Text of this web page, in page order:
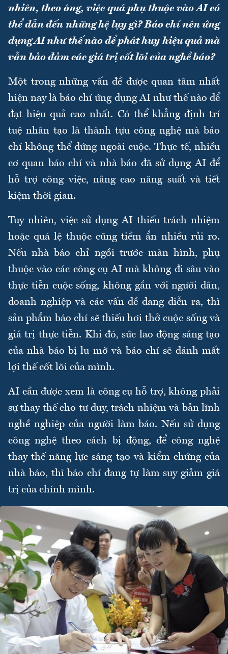
nhiên, theo ông, việc quá phụ thuộc vào AI có
thể dẫn đến những hệ lụy gì? Báo chí nên ứng
dụng AI như thế nào để phát huy hiệu quả mà
vẫn bảo đảm các giá trị cốt lõi của nghề báo?
Một trong những vấn đề được quan tâm nhất
hiện nay là báo chí ứng dụng AI như thế nào để
đạt hiệu quả cao nhất. Có thể khẳng định trí
tuệ nhân tạo là thành tựu công nghệ mà báo
chí không thể đứng ngoài cuộc. Thực tế, nhiều
cơ quan báo chí và nhà báo đã sử dụng AI để
hỗ trợ công việc, nâng cao năng suất và tiết
kiệm thời gian.
Tuy nhiên, việc sử dụng AI thiếu trách nhiệm
hoặc quá lệ thuộc cũng tiềm ẩn nhiều rủi ro.
Nếu nhà báo chỉ ngồi trước màn hình, phụ
thuộc vào các công cụ AI mà không đi sâu vào
thực tiễn cuộc sống, không gắn với người dân,
doanh nghiệp và các vấn đề đang diễn ra, thì
sản phẩm báo chí sẽ thiếu hơi thở cuộc sống và
giá trị thực tiễn. Khi đó, sức lao động sáng tạo
của nhà báo bị lu mờ và báo chí sẽ đánh mất
lợi thế cốt lõi của mình.
AI cần được xem là công cụ hỗ trợ, không phải
sự thay thế cho tư duy, trách nhiệm và bản lĩnh
nghề nghiệp của người làm báo. Nếu sử dụng
công nghệ theo cách bị động, để công nghệ
thay thế năng lực sáng tạo và kiểm chứng của
nhà báo, thì báo chí đang tự làm suy giảm giá
trị của chính mình.